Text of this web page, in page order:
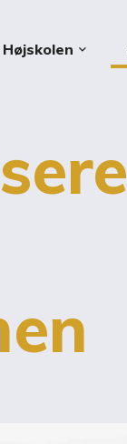
Højskolen keyboard_arrow_down